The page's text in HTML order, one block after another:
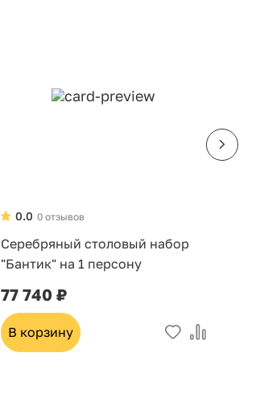
0 отзывов
0.0
Серебряный столовый набор
"Бантик" на 1 персону
77 740 ₽
В корзину